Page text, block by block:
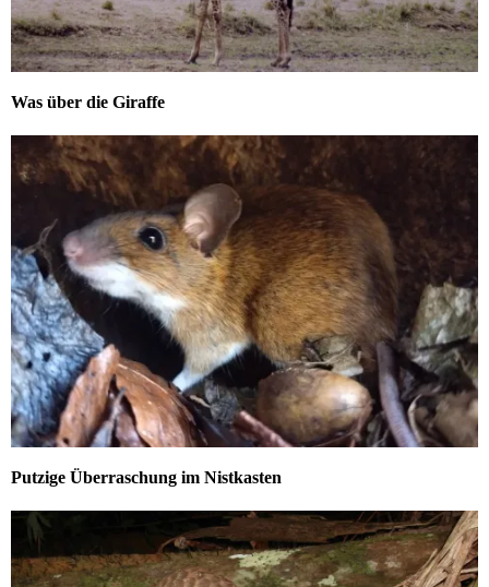
Was über die Giraffe
Putzige Überraschung im Nistkasten